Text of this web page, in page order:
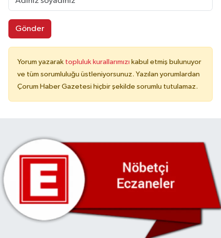
Gönder
Yorum yazarak topluluk kurallarımızı kabul etmiş bulunuyor
ve tüm sorumluluğu üstleniyorsunuz. Yazılan yorumlardan
Çorum Haber Gazetesi hiçbir şekilde sorumlu tutulamaz.